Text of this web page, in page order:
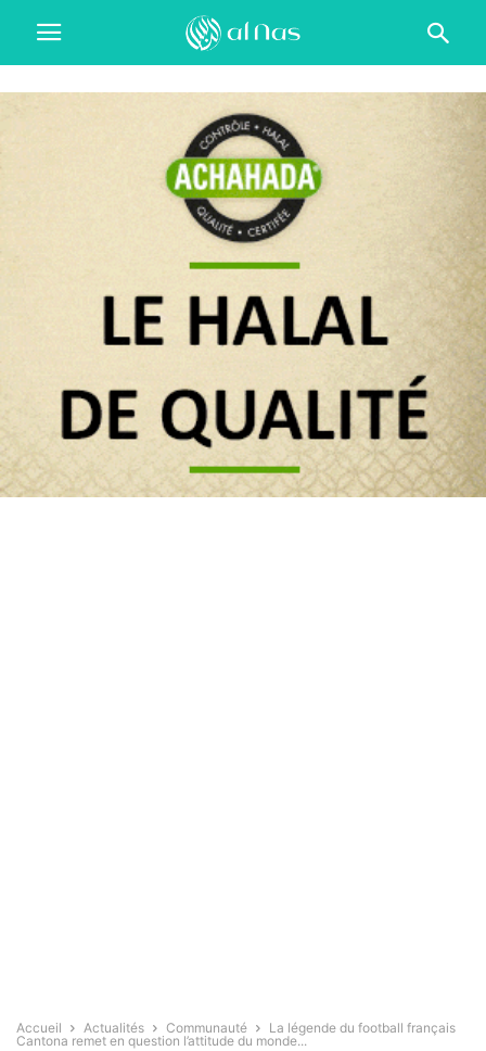
Accueil Actualités Communauté
La légende du football français
Cantona remet en question l’attitude du monde...